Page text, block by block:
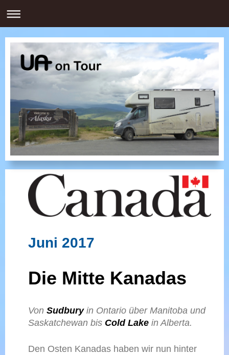
Juni 2017
Die Mitte Kanadas
Von Sudbury in Ontario über Manitoba und
Saskatchewan bis Cold Lake in Alberta.
Den Osten Kanadas haben wir nun hinter